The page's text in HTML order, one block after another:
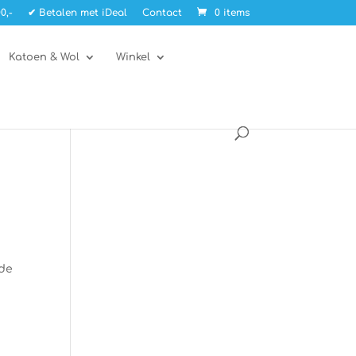
✔ Betalen met iDeal Contact 0 items
Katoen & Wol Winkel